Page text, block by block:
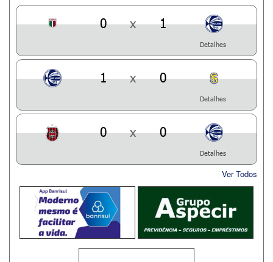
0 x 1
Detalhes
1 x 0
Detalhes
0 x 0
Detalhes
Ver Todos